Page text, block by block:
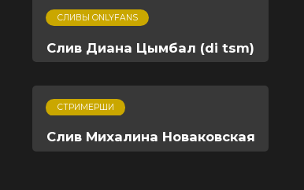
СЛИВЫ ONLYFANS
Слив Диана Цымбал (di tsm)
СТРИМЕРШИ
Слив Михалина Новаковская